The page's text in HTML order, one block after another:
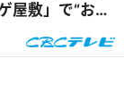
屋敷」で“おか